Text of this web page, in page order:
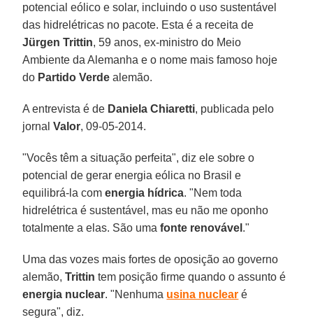
potencial eólico e solar, incluindo o uso sustentável
das hidrelétricas no pacote. Esta é a receita de
Jürgen Trittin, 59 anos, ex-ministro do Meio
Ambiente da Alemanha e o nome mais famoso hoje
do Partido Verde alemão.
A entrevista é de Daniela Chiaretti, publicada pelo
jornalValor, 09-05-2014.
"Vocês têm a situação perfeita", diz ele sobre o
potencial de gerar energia eólica no Brasil e
equilibrá-la comenergia hídrica. "Nem toda
hidrelétrica é sustentável, mas eu não me oponho
totalmente a elas. São umafonte renovável ."
Uma das vozes mais fortes de oposição ao governo
alemão,Trittin tem posição firme quando o assunto é
energia nuclear. "Nenhuma usina nuclear é
segura", diz.